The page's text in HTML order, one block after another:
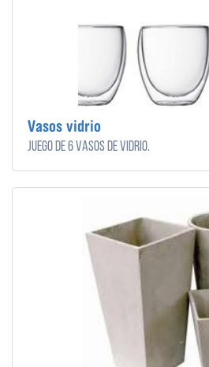
Vasos vidrio
Juego de 6 vasos de vidrio.